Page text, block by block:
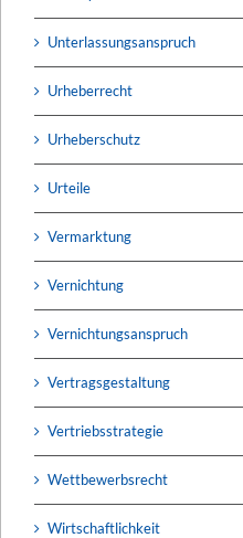
Unterlassungsanspruch
Urheberrecht
Urheberschutz
Urteile
Vermarktung
Vernichtung
Vernichtungsanspruch
Vertragsgestaltung
Vertriebsstrategie
Wettbewerbsrecht
Wirtschaftlichkeit